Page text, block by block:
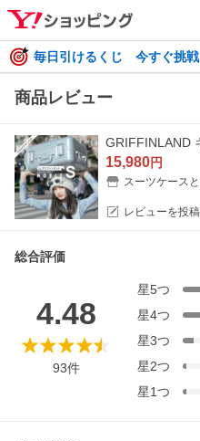
毎日引けるくじ 今すぐ挑戦
商品レビュー
15,980円
スーツケース
レビューを投
総合評価
4.48
93件
星5つ
星4つ
星3つ
星2つ
星1つ